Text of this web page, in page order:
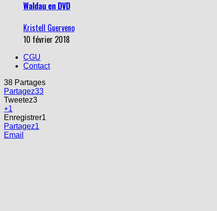
10 février 2018
CGU
Contact
Partages
Partagez33
Tweetez3
+1
Enregistrer
Partagez1
Email